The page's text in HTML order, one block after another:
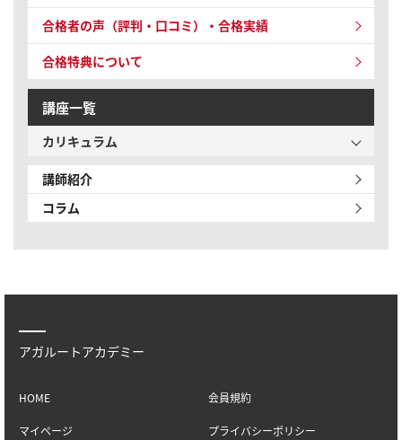
合格者の声（評判・口コミ）・合格実績
合格特典について
講座一覧
カリキュラム
講師紹介
コラム
アガルートアカデミー
HOME
マイページ
会員規約
プライバシーポリシー